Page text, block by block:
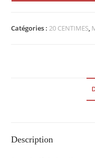
Centimes
Catégories :20 CENTIMES,
Description